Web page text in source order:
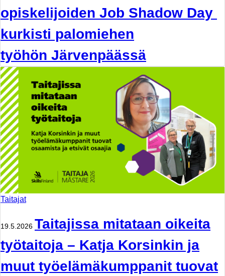
opiskelijoiden Job Shadow Day
kurkisti palomiehen
työhön Järvenpäässä
Taitajat
19.5.2026 Taitajissa mitataan oikeita
työtaitoja – Katja Korsinkin ja
muut työelämäkumppanit tuovat